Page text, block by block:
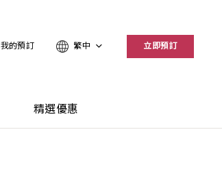
我的預訂 繁中 立即預訂
精選優惠